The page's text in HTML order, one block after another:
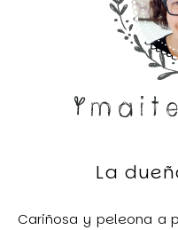
La
Cariñosa y peleona a